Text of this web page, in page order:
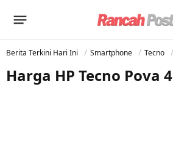
Berita Terkini Hari Ini Smartphone Tecno
Harga HP Tecno Pova 4